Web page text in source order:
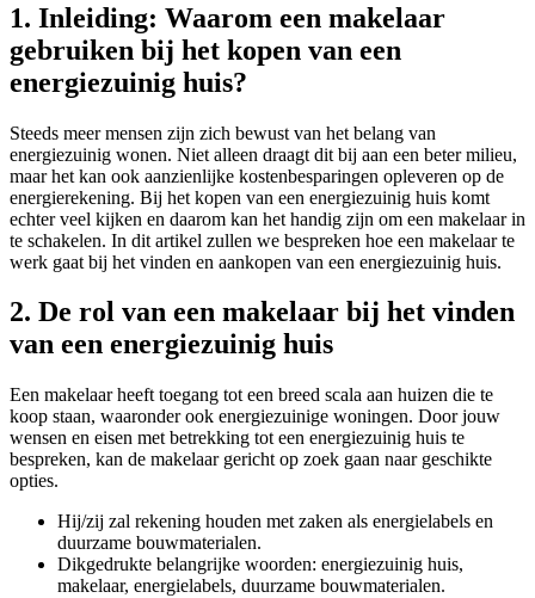
1. Inleiding: Waarom een makelaar
gebruiken bij het kopen van een
energiezuinig huis?
Steeds meer mensen zijn zich bewust van het belang van
energiezuinig wonen. Niet alleen draagt dit bij aan een beter milieu,
maar het kan ook aanzienlijke kostenbesparingen opleveren op de
energierekening. Bij het kopen van een energiezuinig huis komt
echter veel kijken en daarom kan het handig zijn om een makelaar in
te schakelen. In dit artikel zullen we bespreken hoe een makelaar te
werk gaat bij het vinden en aankopen van een energiezuinig huis.
2. De rol van een makelaar bij het vinden
van een energiezuinig huis
Een makelaar heeft toegang tot een breed scala aan huizen die te
koop staan, waaronder ook energiezuinige woningen. Door jouw
wensen en eisen met betrekking tot een energiezuinig huis te
bespreken, kan de makelaar gericht op zoek gaan naar geschikte
opties.
Hij/zij zal rekening houden met zaken als energielabels en
duurzame bouwmaterialen.
Dikgedrukte belangrijke woorden: energiezuinig huis,
makelaar, energielabels, duurzame bouwmaterialen.